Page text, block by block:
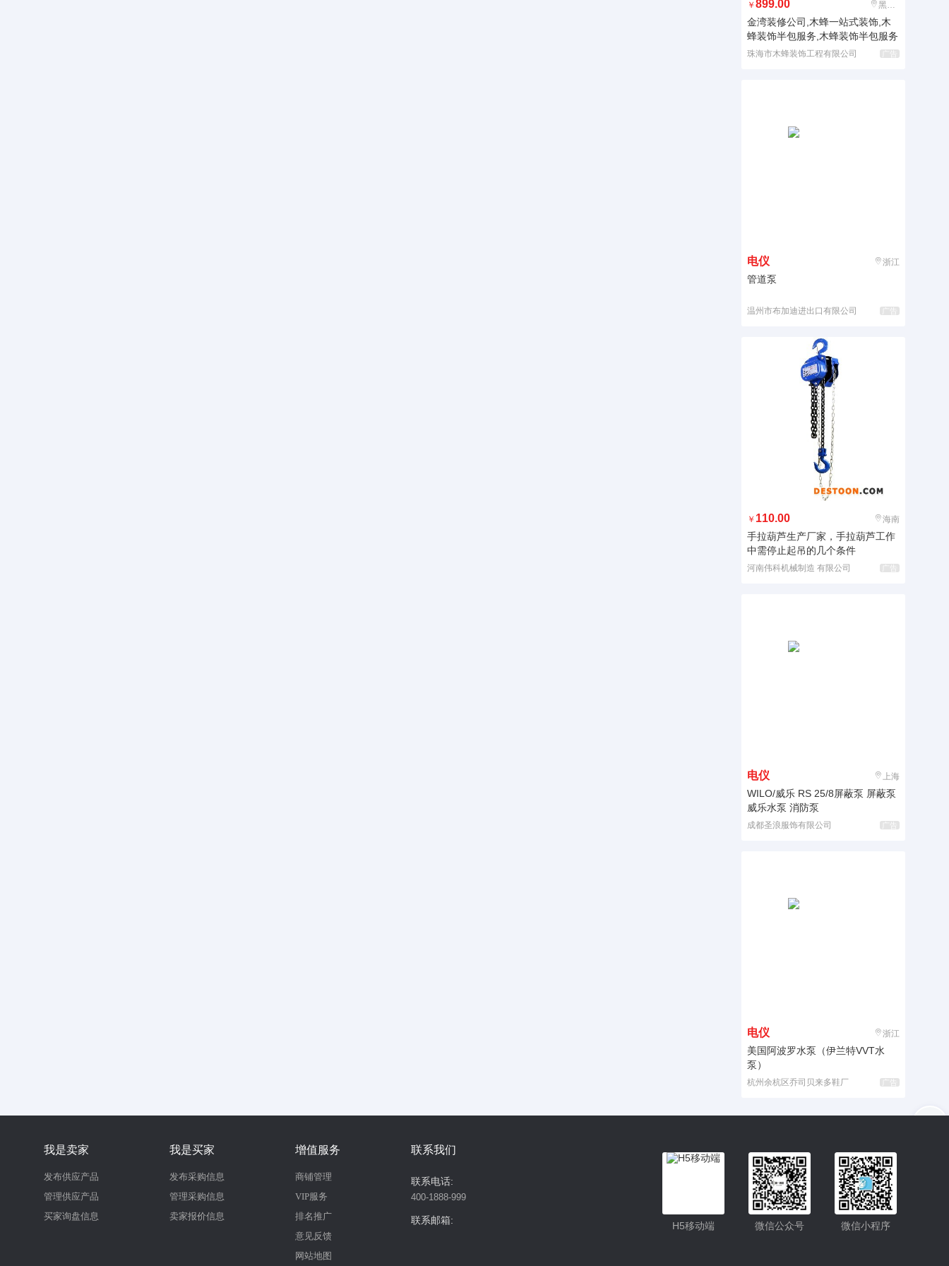
￥ 899.00 黑龙江
金湾装修公司,木蜂一站式装饰,木
蜂装饰半包服务,木蜂装饰半包服务
珠海市木蜂装饰工程有限公司 广告
电仪 浙江
管道泵
温州市布加迪进出口有限公司 广告
￥ 110.00 海南
手拉葫芦生产厂家，手拉葫芦工作
中需停止起吊的几个条件
河南伟科机械制造 有限公司 广告
电仪 上海
WILO/威乐 RS 25/8屏蔽泵 屏蔽泵
威乐水泵 消防泵
成都圣浪服饰有限公司 广告
电仪 浙江
美国阿波罗水泵（伊兰特VVT水
泵）
杭州余杭区乔司贝来多鞋厂 广告
我是卖家
发布供应产品
管理供应产品
买家询盘信息
我是买家
发布采购信息
管理采购信息
卖家报价信息
增值服务
商铺管理
VIP服务
排名推广
意见反馈
网站地图
联系我们
联系电话:
400-1888-999
联系邮箱: 微信小程序
微信公众号
H5移动端